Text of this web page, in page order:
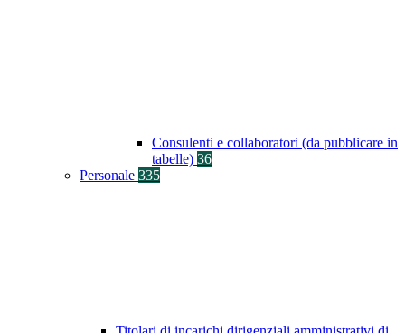
Consulenti e collaboratori (da pubblicare in
tabelle) 36
Personale 335